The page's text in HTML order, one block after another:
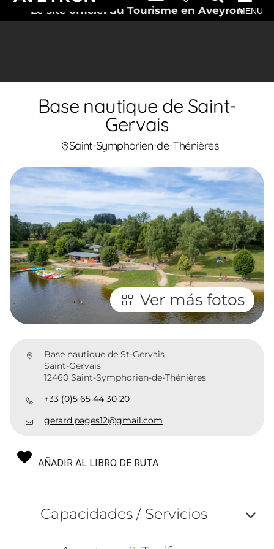
Le site officiel du Tourisme en AveyronMENU
Base nautique de Saint-
Gervais
Saint-Symphorien-de-Thénières
Ver más fotos
Base nautique de St-Gervais
Saint-Gervais
12460 Saint-Symphorien-de-Thénières
+33 (0)5 65 44 30 20
gerard.pages12@gmail.com
AÑADIR AL LIBRO DE RUTA
Capacidades / Servicios